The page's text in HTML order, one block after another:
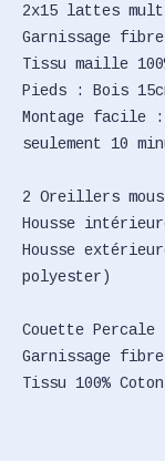
2x15 lattes
Garnissage
Tissu maille
Pieds : Bois
Montage facile
seulement 10
2 Oreillers
Housse
Housse
polyester)
Couette Percale
Garnissage
Tissu 100%